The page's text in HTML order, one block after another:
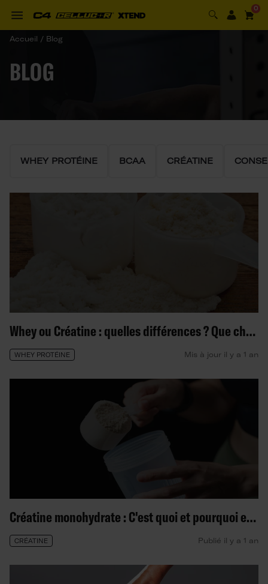
0
Accueil / Blog
BLOG
WHEY PROTÉINE BCAA CRÉATINE
Whey ou Créatine : quelles différences ? Que choisir ?
WHEY PROTÉINE Mis à jour il y a 1 an
Créatine monohydrate : C'est quoi et pourquoi en prendre ?
CRÉATINE Publié il y a 1 an